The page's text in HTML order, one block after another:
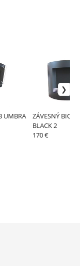
UMBRA
ZÁVESNÝ
BLACK 2
170 €